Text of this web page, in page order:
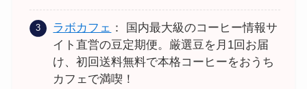
ラボカフェ ： 国内最大級のコーヒー情報サ
イト直営の豆定期便。厳選豆を月1回お届
け、初回送料無料で本格コーヒーをおうち
カフェで満喫！